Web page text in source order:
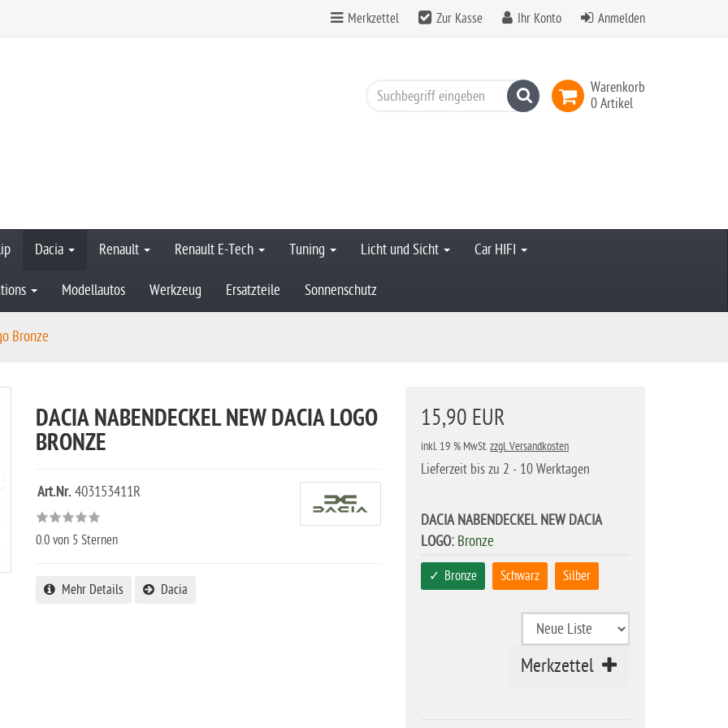
Merkzettel Zur Kasse Ihr Konto Anmelden
Warenkorb
0 Artikel
Suchen
Dacia Renault Renault E-Tech Tuning Licht und Sicht Car HIFI
Modellautos Werkzeug Ersatzteile Sonnenschutz
Bronze
15,90 EUR
inkl. 19 % MwSt.zzgl. Versandkosten
Lieferzeit bis zu 2 - 10 Werktagen
DACIA NABENDECKEL NEW DACIA
LOGO: Bronze
Bronze Schwarz Silber
Merkzettel
DACIA NABENDECKEL NEW DACIA LOGO
BRONZE
Art.Nr.403153411R
0.0 von 5 Sternen
Mehr Details Dacia